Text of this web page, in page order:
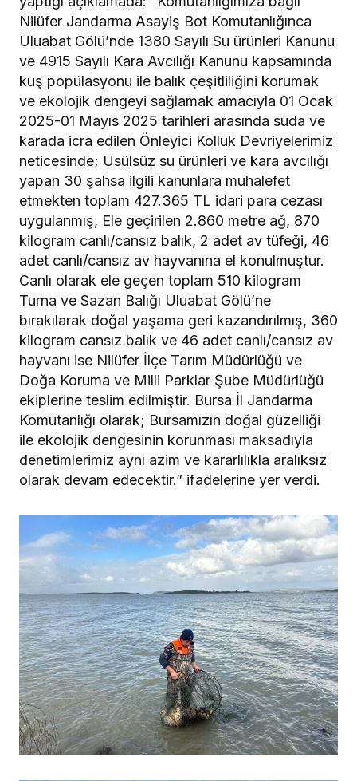
Nilüfer Jandarma Asayiş Bot Komutanlığınca
Uluabat Gölü’nde 1380 Sayılı Su ürünleri Kanunu
ve 4915 Sayılı Kara Avcılığı Kanunu kapsamında
kuş popülasyonu ile balık çeşitliliğini korumak
ve ekolojik dengeyi sağlamak amacıyla 01 Ocak
2025-01 Mayıs 2025 tarihleri arasında suda ve
karada icra edilen Önleyici Kolluk Devriyelerimiz
neticesinde; Usülsüz su ürünleri ve kara avcılığı
yapan 30 şahsa ilgili kanunlara muhalefet
etmekten toplam 427.365 TL idari para cezası
uygulanmış, Ele geçirilen 2.860 metre ağ, 870
kilogram canlı/cansız balık, 2 adet av tüfeği, 46
adet canlı/cansız av hayvanına el konulmuştur.
Canlı olarak ele geçen toplam 510 kilogram
Turna ve Sazan Balığı Uluabat Gölü’ne
bırakılarak doğal yaşama geri kazandırılmış, 360
kilogram cansız balık ve 46 adet canlı/cansız av
hayvanı ise Nilüfer İlçe Tarım Müdürlüğü ve
Doğa Koruma ve Milli Parklar Şube Müdürlüğü
ekiplerine teslim edilmiştir. Bursa İl Jandarma
Komutanlığı olarak; Bursamızın doğal güzelliği
ile ekolojik dengesinin korunması maksadıyla
denetimlerimiz aynı azim ve kararlılıkla aralıksız
olarak devam edecektir.” ifadelerine yer verdi.